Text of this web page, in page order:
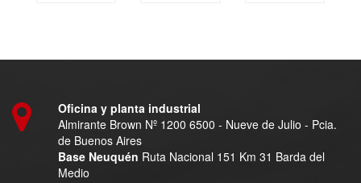
Oficina y planta industrial
Almirante Brown Nº 1200 6500 - Nueve de Julio - Pcia.
de Buenos Aires
Base Neuquén Ruta Nacional 151 Km 31 Barda del
Medio